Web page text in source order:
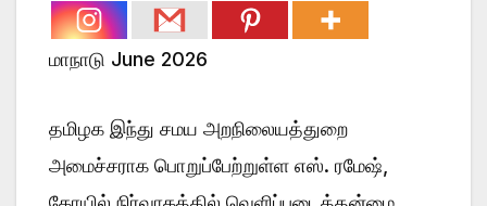
மாநாடு June 2026
தமிழக இந்து சமய அறநிலையத்துறை
அமைச்சராக பொறுப்பேற்றுள்ள எஸ். ரமேஷ்,